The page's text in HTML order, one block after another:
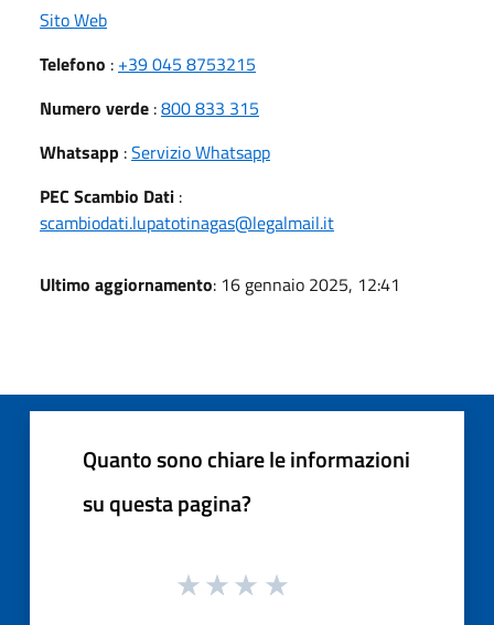
Sito Web
Telefono : +39 045 8753215
Numero verde :800 833 315
Whatsapp :Servizio Whatsapp
PEC Scambio Dati :
scambiodati.lupatotinagas@legalmail.it
Ultimo aggiornamento: 16 gennaio 2025, 12:41
Quanto sono chiare le informazioni
su questa pagina?